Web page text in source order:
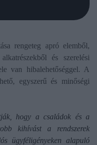
rengeteg apró elemből,
és szerelési
van hibalehetőséggel. A
egyszerű és minőségi
hogy a családok és a
kihívást a rendszerek
ügyféligényeken alapuló